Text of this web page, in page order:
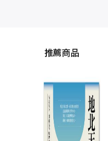
推薦商品